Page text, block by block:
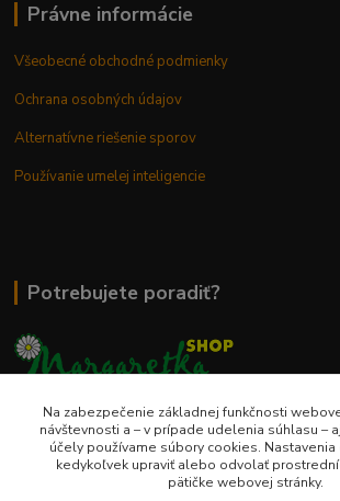
Právne informácie
Všeobecné obchodné podmienky
Ochrana osobných údajov
Alternatívne riešenie sporov
Používanie umelej inteligencie
Potrebujete poradiť?
0948 236 042
info@margaretkashop.sk
Na zabezpečenie základnej funkčnosti
návštevnosti a – v prípade udelenia súhlasu –
účely používame súbory cookies.
kedykoľvek upraviť alebo odvolať
pätičke webovej stránky.